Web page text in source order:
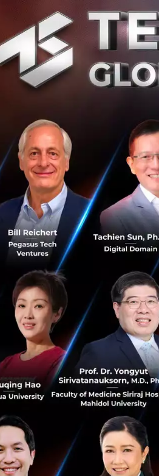
Alex Bornyakov เป็นรัฐมนตรีช่ว
หัวหน้าโครงการ Diia City มีประ
บริษัทและศูนย์บ่มเพาะสตาร์ทอัพ
การสร้างรายได้จากวิดีโอของอเม
Developers ในชิคาโกตามการจัด
2015 เขาได้รับตำแหน่ง Best
อันดับให้อยู่ในการจัดอันดับ 25 ผู้น
Brunswick) และ MPA (Columbia
2. Sophia Kianni
Youngest Advisor, United